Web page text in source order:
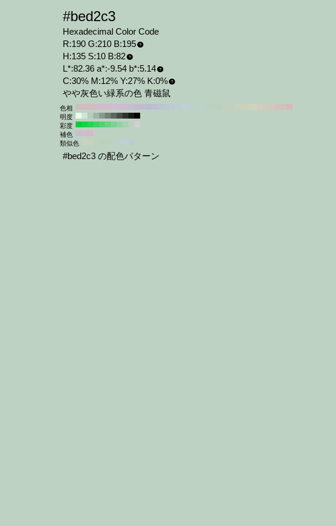
#bed2c3
Hexadecimal Color Code
R:190 G:210 B:195
H:135 S:10 B:82
L*:82.36 a*:-9.54 b*:5.14
C:30% M:12% Y:27% K:0%
やや灰色い緑系の色 青磁鼠
色相
明度
彩度
補色
類似色
#bed2c3 の配色パターン